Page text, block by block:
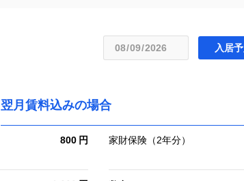
翌月賃料込みの場合
800 家財保険（2年分）